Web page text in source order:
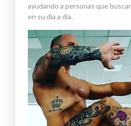
ayudando a personas que
en su día a día.